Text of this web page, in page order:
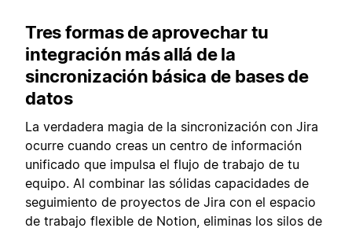
Tres formas de aprovechar tu
integración más allá de la
sincronización básica de bases de
datos
La verdadera magia de la sincronización con Jira
ocurre cuando creas un centro de información
unificado que impulsa el flujo de trabajo de tu
equipo. Al combinar las sólidas capacidades de
seguimiento de proyectos de Jira con el espacio
de trabajo flexible de Notion, eliminas los silos de